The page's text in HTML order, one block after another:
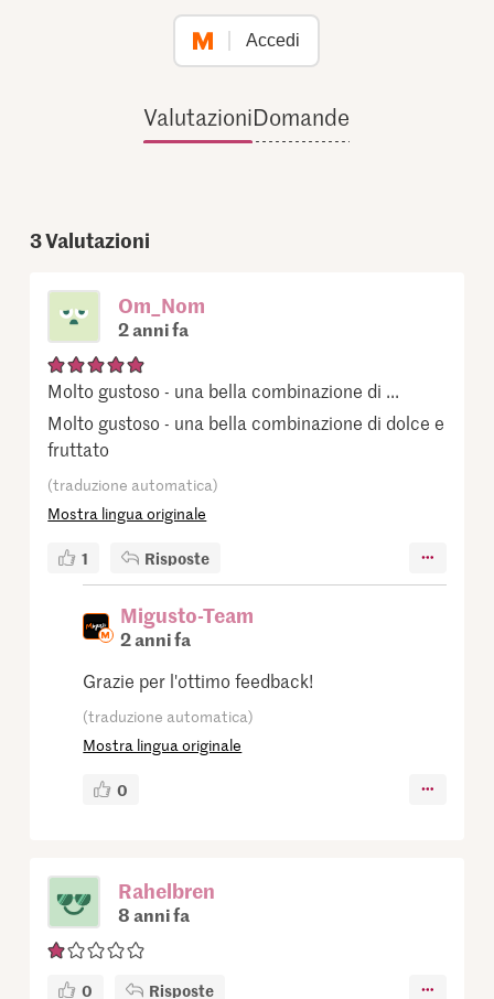
Accedi
ValutazioniDomande
3Valutazioni
Om_Nom
2 anni fa
Molto gustoso - una bella combinazione di ...
Molto gustoso - una bella combinazione di dolce e
fruttato
(traduzione automatica)
Mostra lingua originale
1 Risposte
Migusto-Team
2 anni fa
Grazie per l'ottimo feedback!
(traduzione automatica)
Mostra lingua originale
0
Rahelbren
8 anni fa
0 Risposte